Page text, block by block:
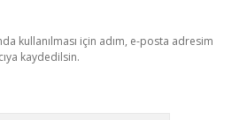
kullanılması için adım, e-posta adresim
kaydedilsin.